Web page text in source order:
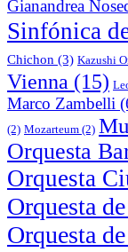
Gianandrea
Sinfónica
Chichon (3) Kazushi
Vienna (15)
Marco Zambelli
(2) Mozarteum (2)
Orquesta
Orquesta
Orquesta
Orquesta